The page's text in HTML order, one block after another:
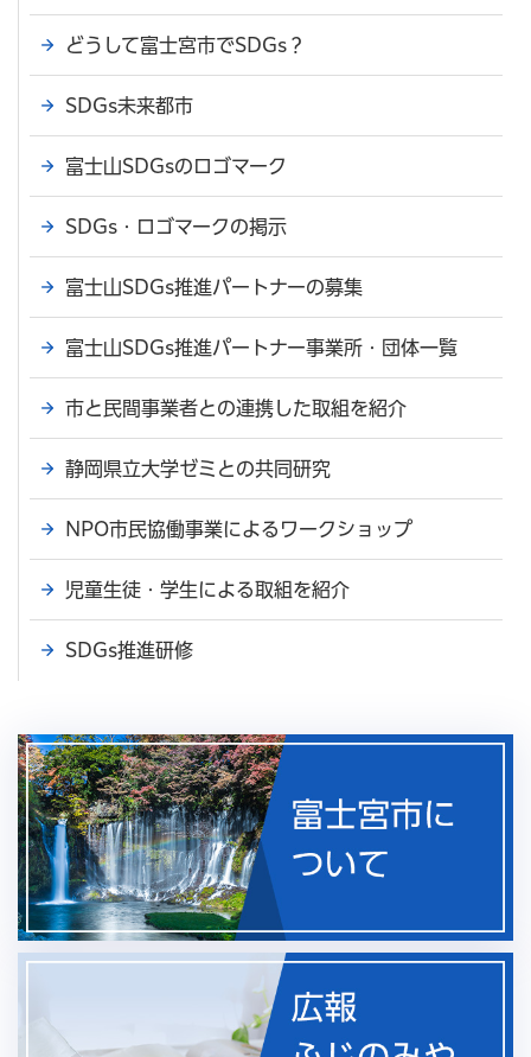
どうして富士宮市でSDGs？
SDGs未来都市
富士山SDGsのロゴマーク
SDGs・ロゴマークの掲示
富士山SDGs推進パートナーの募集
富士山SDGs推進パートナー事業所・団体一覧
市と民間事業者との連携した取組を紹介
静岡県立大学ゼミとの共同研究
NPO市民協働事業によるワークショップ
児童生徒・学生による取組を紹介
SDGs推進研修